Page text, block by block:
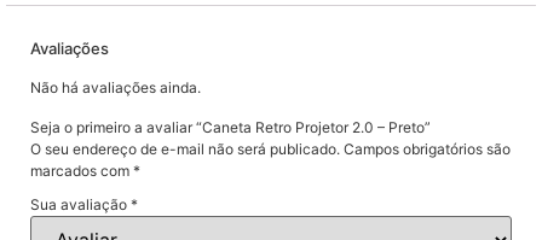
Avaliações
Não há avaliações ainda.
Seja o primeiro a avaliar “Caneta Retro Projetor 2.0 – Preto”
O seu endereço de e-mail não será publicado. Campos obrigatórios são
marcados com *
Sua avaliação *